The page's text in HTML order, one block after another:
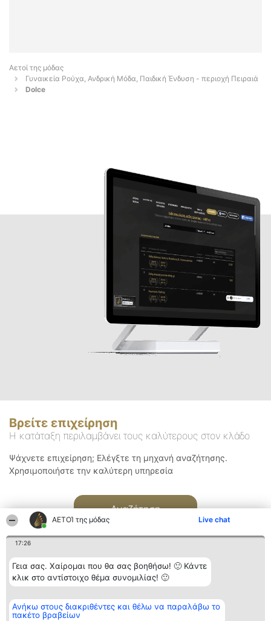
ΑΕΤΟΊ της μόδας Live chat
17:26
Γεια σας. Χαίρομαι που θα σας βοηθήσω! 🙂 Κάντε
κλικ στο αντίστοιχο θέμα συνομιλίας! 🙂
Ανήκω στους διακριθέντες και θέλω να παραλάβω το
πακέτο βραβείων
Αετοί της μόδας
Γυναικεία Ρούχα, Ανδρική Μόδα, Παιδική Ένδυση - περιοχή Πειραιά
Dolce
Βρείτε επιχείρηση
Η κατάταξη περιλαμβάνει τους καλύτερους στον κλάδο
Ψάχνετε επιχείρηση; Ελέγξτε τη μηχανή αναζήτησης.
Χρησιμοποιήστε την καλύτερη υπηρεσία
Αναζήτηση
Διοργανωτής της
κατάταξης
BEAUTIFUL COMPANY
Κατάταξη
Διακριθέντες
Επικοινωνία
Επικοινωνία